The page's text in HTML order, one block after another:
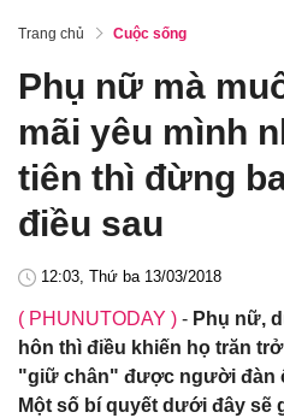
Trang chủ Cuộc sống
Phụ nữ mà
mãi yêu mình
tiên thì đừng
điều sau
12:03, Thứ ba 13/03/2018
( PHUNUTODAY ) - Phụ nữ,
hôn thì điều khiến họ trăn
"giữ chân" được người đàn
Một số bí quyết dưới đây sẽ